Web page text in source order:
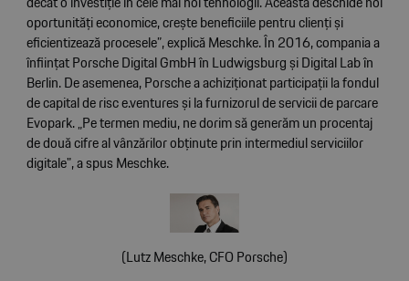
oportunități economice, crește beneficiile pentru clienți și
eficientizează procesele”, explică Meschke. În 2016, compania a
înființat Porsche Digital GmbH în Ludwigsburg și Digital Lab în
Berlin. De asemenea, Porsche a achiziționat participații la fondul
de capital de risc e.ventures și la furnizorul de servicii de parcare
Evopark. „Pe termen mediu, ne dorim să generăm un procentaj
de două cifre al vânzărilor obținute prin intermediul serviciilor
digitale", a spus Meschke.
(Lutz Meschke, CFO Porsche)